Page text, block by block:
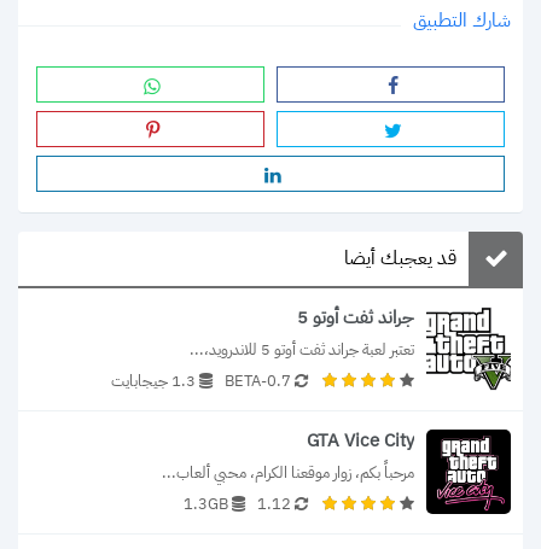
شارك التطبيق
قد يعجبك أيضا
جراند ثفت أوتو 5
تعتبر لعبة جراند ثفت أوتو 5 للاندرويد،...
0.7-BETA
1.3 جيجابايت
GTA Vice City
مرحباً بكم، زوار موقعنا الكرام، محبي ألعاب...
1.12
1.3GB